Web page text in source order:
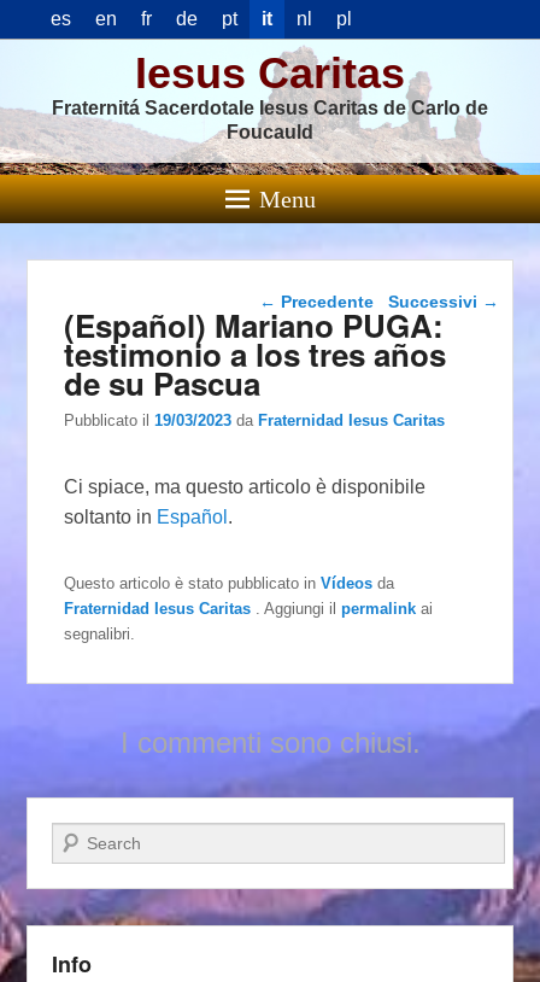
es en fr de pt it nl pl
Iesus Caritas
Fraternitá Sacerdotale Iesus Caritas de Carlo de
Foucauld
Menu
Navigazione articolo
← Precedente Successivi →
(Español) Mariano PUGA:
testimonio a los tres años
de su Pascua
Pubblicato il19/03/2023 daFraternidad Iesus Caritas
Ci spiace, ma questo articolo è disponibile
soltanto in Español .
Questo articolo è stato pubblicato inVídeos da
Fraternidad Iesus Caritas
. Aggiungi ilpermalink ai
segnalibri.
I commenti sono chiusi.
Cerca
Info